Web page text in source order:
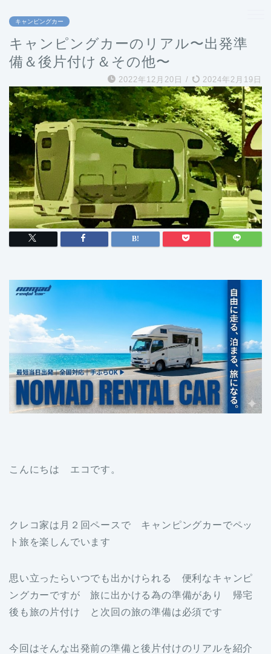
キャンピングカー
キャンピングカーのリアル〜出発準
備＆後片付け＆その他〜
2022年12月20日 / 2024年2月19日
こんにちは エコです。
クレコ家は月２回ペースで キャンピングカーでペッ
ト旅を楽しんでいます
思い立ったらいつでも出かけられる 便利なキャンピ
ングカーですが 旅に出かける為の準備があり 帰宅
後も旅の片付け と次回の旅の準備は必須です
今回はそんな出発前の準備と後片付けのリアルを紹介